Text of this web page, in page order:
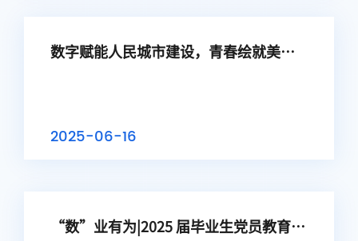
数字赋能人民城市建设，青春绘就美丽
2025-06-16
“数”业有为|2025 届毕业生党员教育—